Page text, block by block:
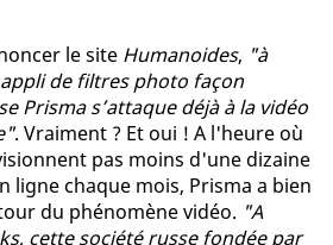
le site Humanoides, "à
de filtres photo façon
Prisma s’attaque déjà à la vidéo
. Vraiment ? Et oui ! A l'heure où
pas moins d'une dizaine
ligne chaque mois, Prisma a bien
du phénomène vidéo. "A
cette société russe fondée par